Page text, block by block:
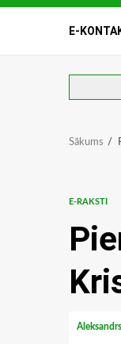
E-
Sākums
E-RAKSTI